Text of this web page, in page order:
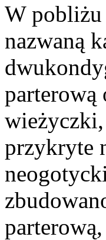
W pobliżu
nazwaną
parterową
przykryte